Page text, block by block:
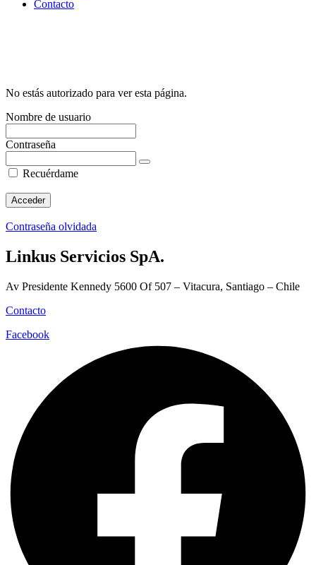
Contacto
No estás autorizado para ver esta página.
Nombre de usuario
Contraseña
Recuérdame
Contraseña olvidada
Linkus Servicios SpA.
Av Presidente Kennedy 5600 Of 507 – Vitacura, Santiago – Chile
Contacto
Facebook